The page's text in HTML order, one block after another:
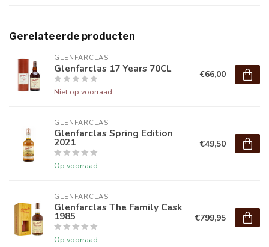
Gerelateerde producten
GLENFARCLAS
Glenfarclas 17 Years 70CL
Niet op voorraad
€66,00
GLENFARCLAS
Glenfarclas Spring Edition
2021
Op voorraad
€49,50
GLENFARCLAS
Glenfarclas The Family Cask
1985
Op voorraad
€799,95